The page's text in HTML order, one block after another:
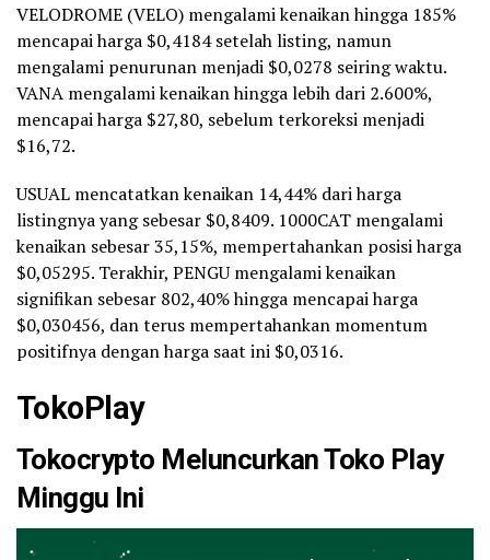
VELODROME (VELO) mengalami kenaikan hingga 185%
mencapai harga $0,4184 setelah listing, namun
mengalami penurunan menjadi $0,0278 seiring waktu.
VANA mengalami kenaikan hingga lebih dari 2.600%,
mencapai harga $27,80, sebelum terkoreksi menjadi
$16,72.
USUAL mencatatkan kenaikan 14,44% dari harga
listingnya yang sebesar $0,8409. 1000CAT mengalami
kenaikan sebesar 35,15%, mempertahankan posisi harga
$0,05295. Terakhir, PENGU mengalami kenaikan
signifikan sebesar 802,40% hingga mencapai harga
$0,030456, dan terus mempertahankan momentum
positifnya dengan harga saat ini $0,0316.
TokoPlay
Tokocrypto Meluncurkan Toko Play
Minggu Ini